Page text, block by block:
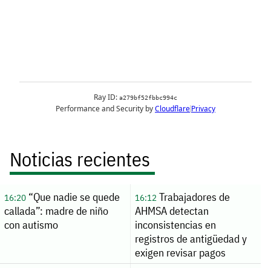
Noticias recientes
16:20“Que nadie se quede
callada”: madre de niño
con autismo
16:12Trabajadores de
AHMSA detectan
inconsistencias en
registros de antigüedad y
exigen revisar pagos